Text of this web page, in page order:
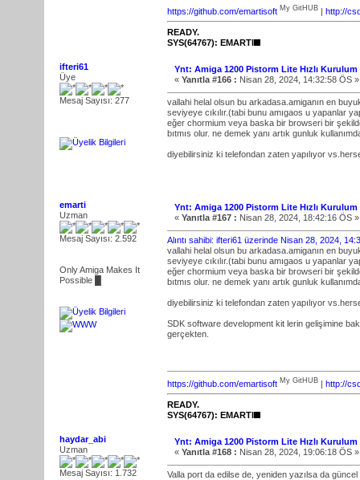
https://github.com/emartisoft My GitHUB | http://
READY.
SYS(64767): EMARTI
ifteri61
Üye
Mesaj Sayısı: 277
Ynt: Amiga 1200 Pistorm Lite Hızlı Kurulum
« Yanıtla #166 : Nisan 28, 2024, 14:32:58 ÖS »
vallahi helal olsun bu arkadasa.amiganın en
seviyeye cıkılır.(tabi bunu amıgaos u yapanlar
eğer chormium veya baska bir browseri bir
bıtmıs olur. ne demek yanı artık gunluk
diyebilirsiniz ki telefondan zaten yapılıyor
emarti
Uzman
Mesaj Sayısı: 2.592
Only Amiga Makes It
Possible █
Ynt: Amiga 1200 Pistorm Lite Hızlı Kurulum
« Yanıtla #167 : Nisan 28, 2024, 18:42:16 ÖS »
Alıntı sahibi: ifteri61 üzerinde Nisan 28, 2024,
vallahi helal olsun bu arkadasa.amiganın en
seviyeye cıkılır.(tabi bunu amıgaos u yapanlar
eğer chormium veya baska bir browseri bir
bıtmıs olur. ne demek yanı artık gunluk
diyebilirsiniz ki telefondan zaten yapılıyor
SDK software development kit lerin gelişimine
gerçekten.
https://github.com/emartisoft My GitHUB | http://
READY.
SYS(64767): EMARTI
haydar_abi
Uzman
Mesaj Sayısı: 1.732
Ynt: Amiga 1200 Pistorm Lite Hızlı Kurulum
« Yanıtla #168 : Nisan 28, 2024, 19:06:18 ÖS »
Valla port da edilse de, yeniden yazılsa da